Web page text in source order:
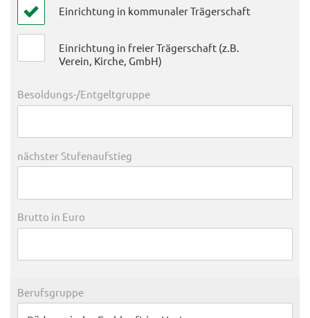
Einrichtung in kommunaler Trägerschaft
Einrichtung in freier Trägerschaft (z.B.
Verein, Kirche, GmbH)
Besoldungs-/Entgeltgruppe
nächster Stufenaufstieg
Brutto in Euro
Berufsgruppe